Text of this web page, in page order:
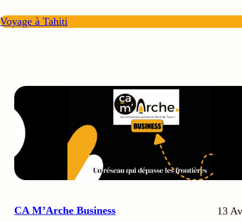
Voyage à Tahiti
CA M’Arche Business
13